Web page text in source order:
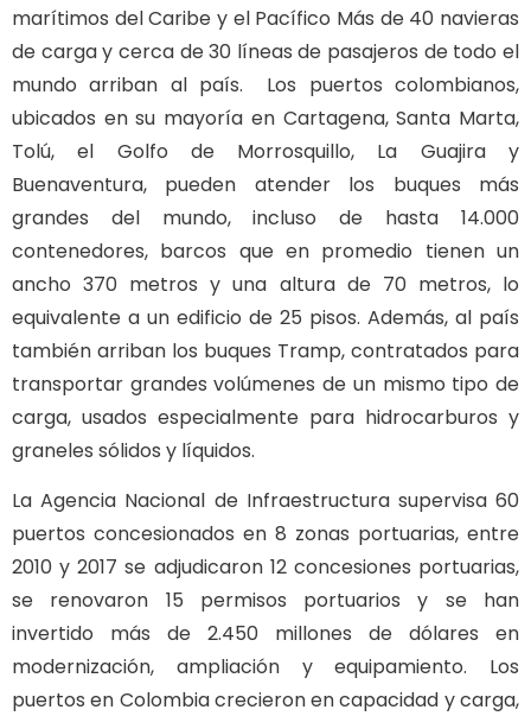
marítimos del Caribe y el Pacífico Más de 40 navieras
de carga y cerca de 30 líneas de pasajeros de todo el
mundo arriban al país. Los puertos colombianos,
ubicados en su mayoría en Cartagena, Santa Marta,
Tolú, el Golfo de Morrosquillo, La Guajira y
Buenaventura, pueden atender los buques más
grandes del mundo, incluso de hasta 14.000
contenedores, barcos que en promedio tienen un
ancho 370 metros y una altura de 70 metros, lo
equivalente a un edificio de 25 pisos. Además, al país
también arriban los buques Tramp, contratados para
transportar grandes volúmenes de un mismo tipo de
carga, usados especialmente para hidrocarburos y
graneles sólidos y líquidos.
La Agencia Nacional de Infraestructura supervisa 60
puertos concesionados en 8 zonas portuarias, entre
2010 y 2017 se adjudicaron 12 concesiones portuarias,
se renovaron 15 permisos portuarios y se han
invertido más de 2.450 millones de dólares en
modernización, ampliación y equipamiento. Los
puertos en Colombia crecieron en capacidad y carga,